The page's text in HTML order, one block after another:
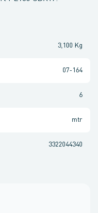
3,100 Kg
07-164
6
mtr
3322044340